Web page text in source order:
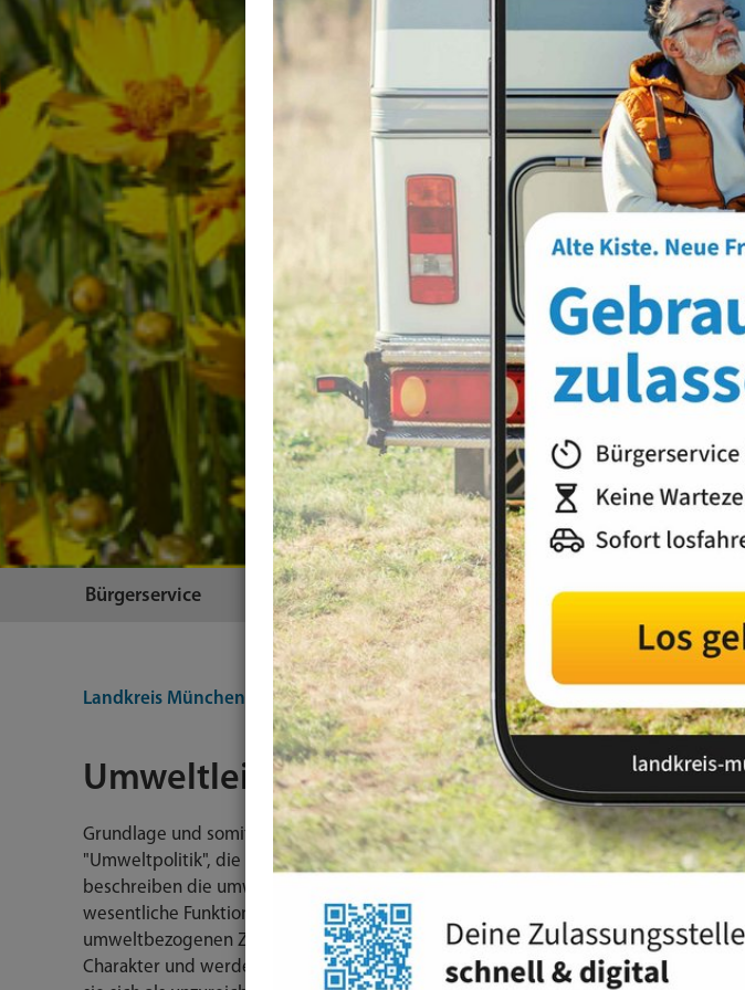
Bürgerservice Themen
Landkreis München Landratsamt Umweltleitlinien
Umweltleitlinien
Grundlage und somit der erste Schritt in dem Gesamtsystem "Öko-Audit" ist die
"Umweltpolitik", die im öffentlichen Bereich mit "Umweltleitlinien" umschrieben
beschreiben die umweltbezogenen Gesamtziele und Handlungsansätze des
wesentliche Funktion der Umweltleitlinien ist die Auseinandersetzung über den
umweltbezogenen Zielvorstellungen in der Verwaltung. Sie haben einen
Charakter und werden nur geändert, wenn sich wesentliche Voraussetzungen im